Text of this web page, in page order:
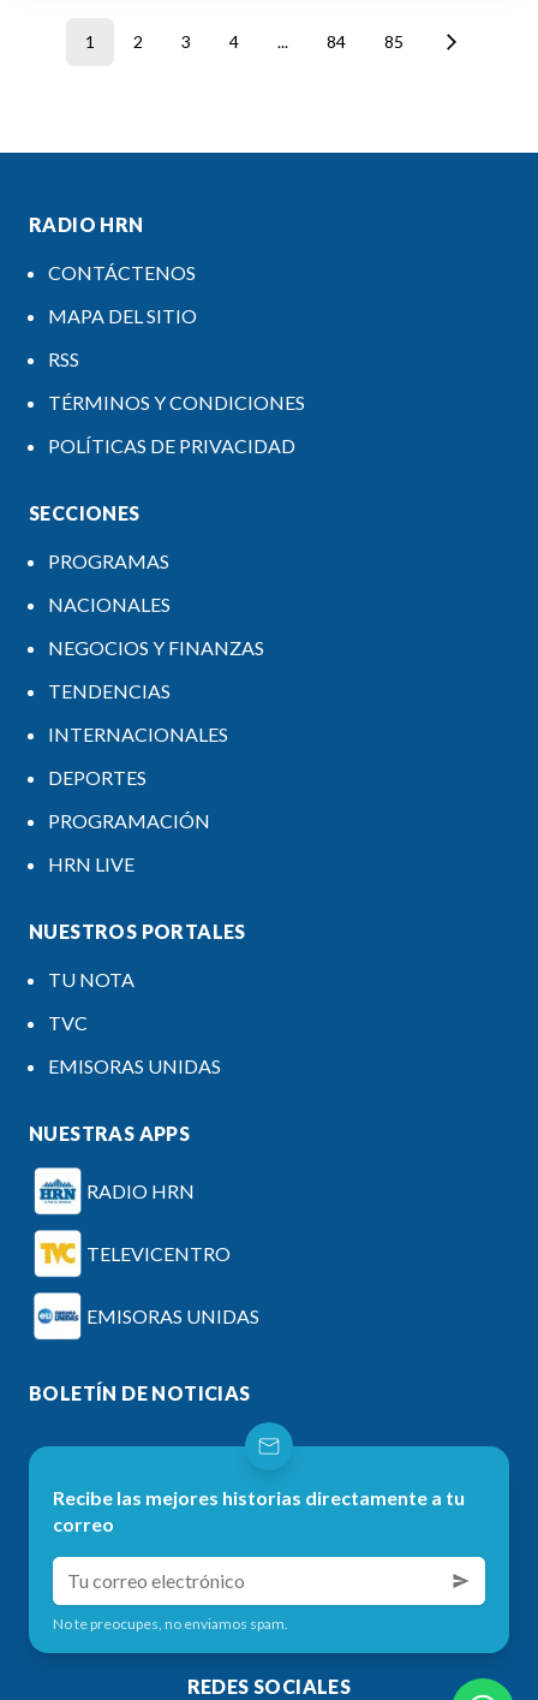
1 2 3 4 ... 84 85
RADIO HRN
CONTÁCTENOS
MAPA DEL SITIO
RSS
TÉRMINOS Y CONDICIONES
POLÍTICAS DE PRIVACIDAD
SECCIONES
PROGRAMAS
NACIONALES
NEGOCIOS Y FINANZAS
TENDENCIAS
INTERNACIONALES
DEPORTES
PROGRAMACIÓN
HRN LIVE
NUESTROS PORTALES
TU NOTA
TVC
EMISORAS UNIDAS
NUESTRAS APPS
RADIO HRN
TELEVICENTRO
EMISORAS UNIDAS
BOLETÍN DE NOTICIAS
Recibe las mejores historias directamente a tu
correo
No te preocupes, no enviamos spam.
REDES SOCIALES